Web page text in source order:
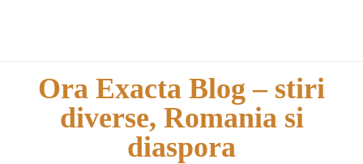
Ora Exacta Blog – stiri
diverse, Romania si
diaspora